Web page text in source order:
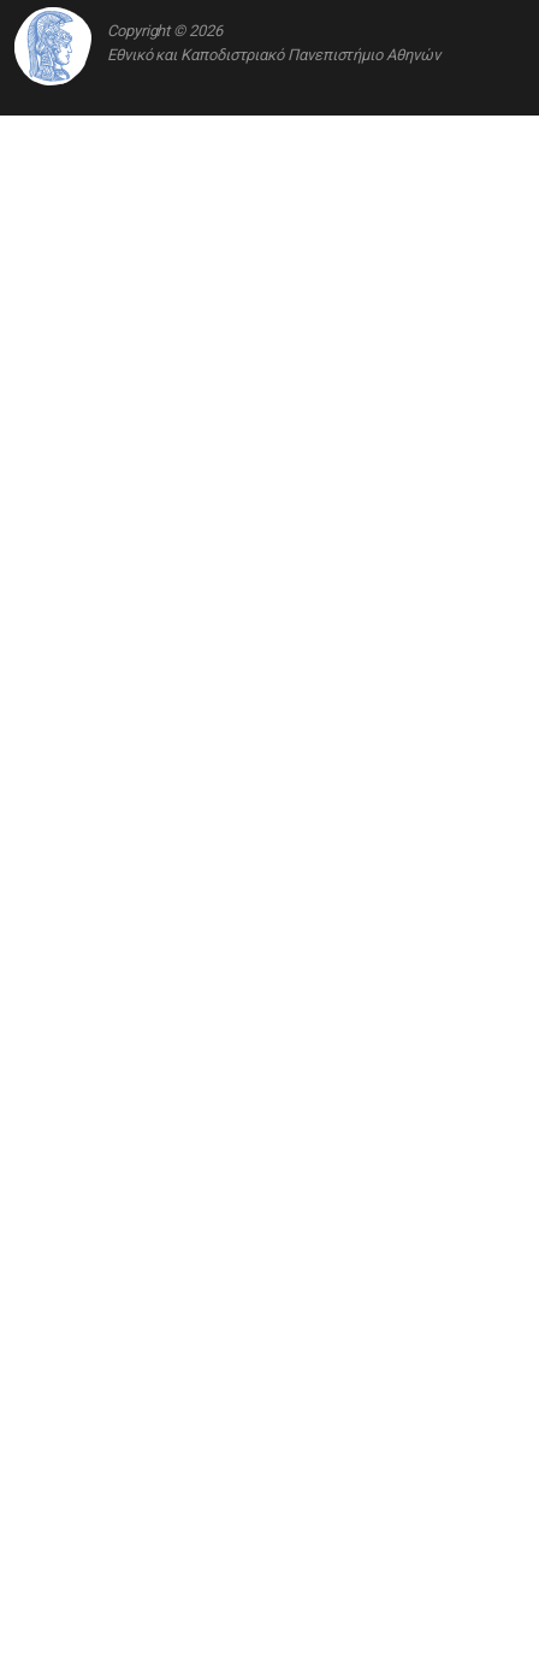
Copyright © 2026
Εθνικό και Καποδιστριακό Πανεπιστήμιο Αθηνών